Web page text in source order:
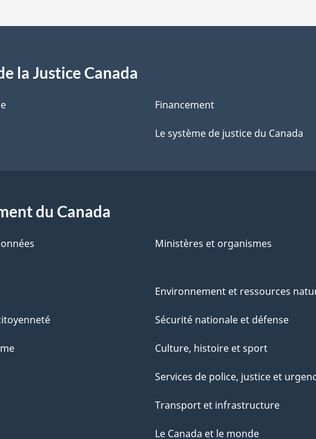
la Justice Canada
Financement
Le système de justice du Canada
du Canada
Ministères et organismes
Environnement et ressources
Sécurité nationale et défense
Culture, histoire et sport
Services de police, justice et
Transport et infrastructure
Le Canada et le monde